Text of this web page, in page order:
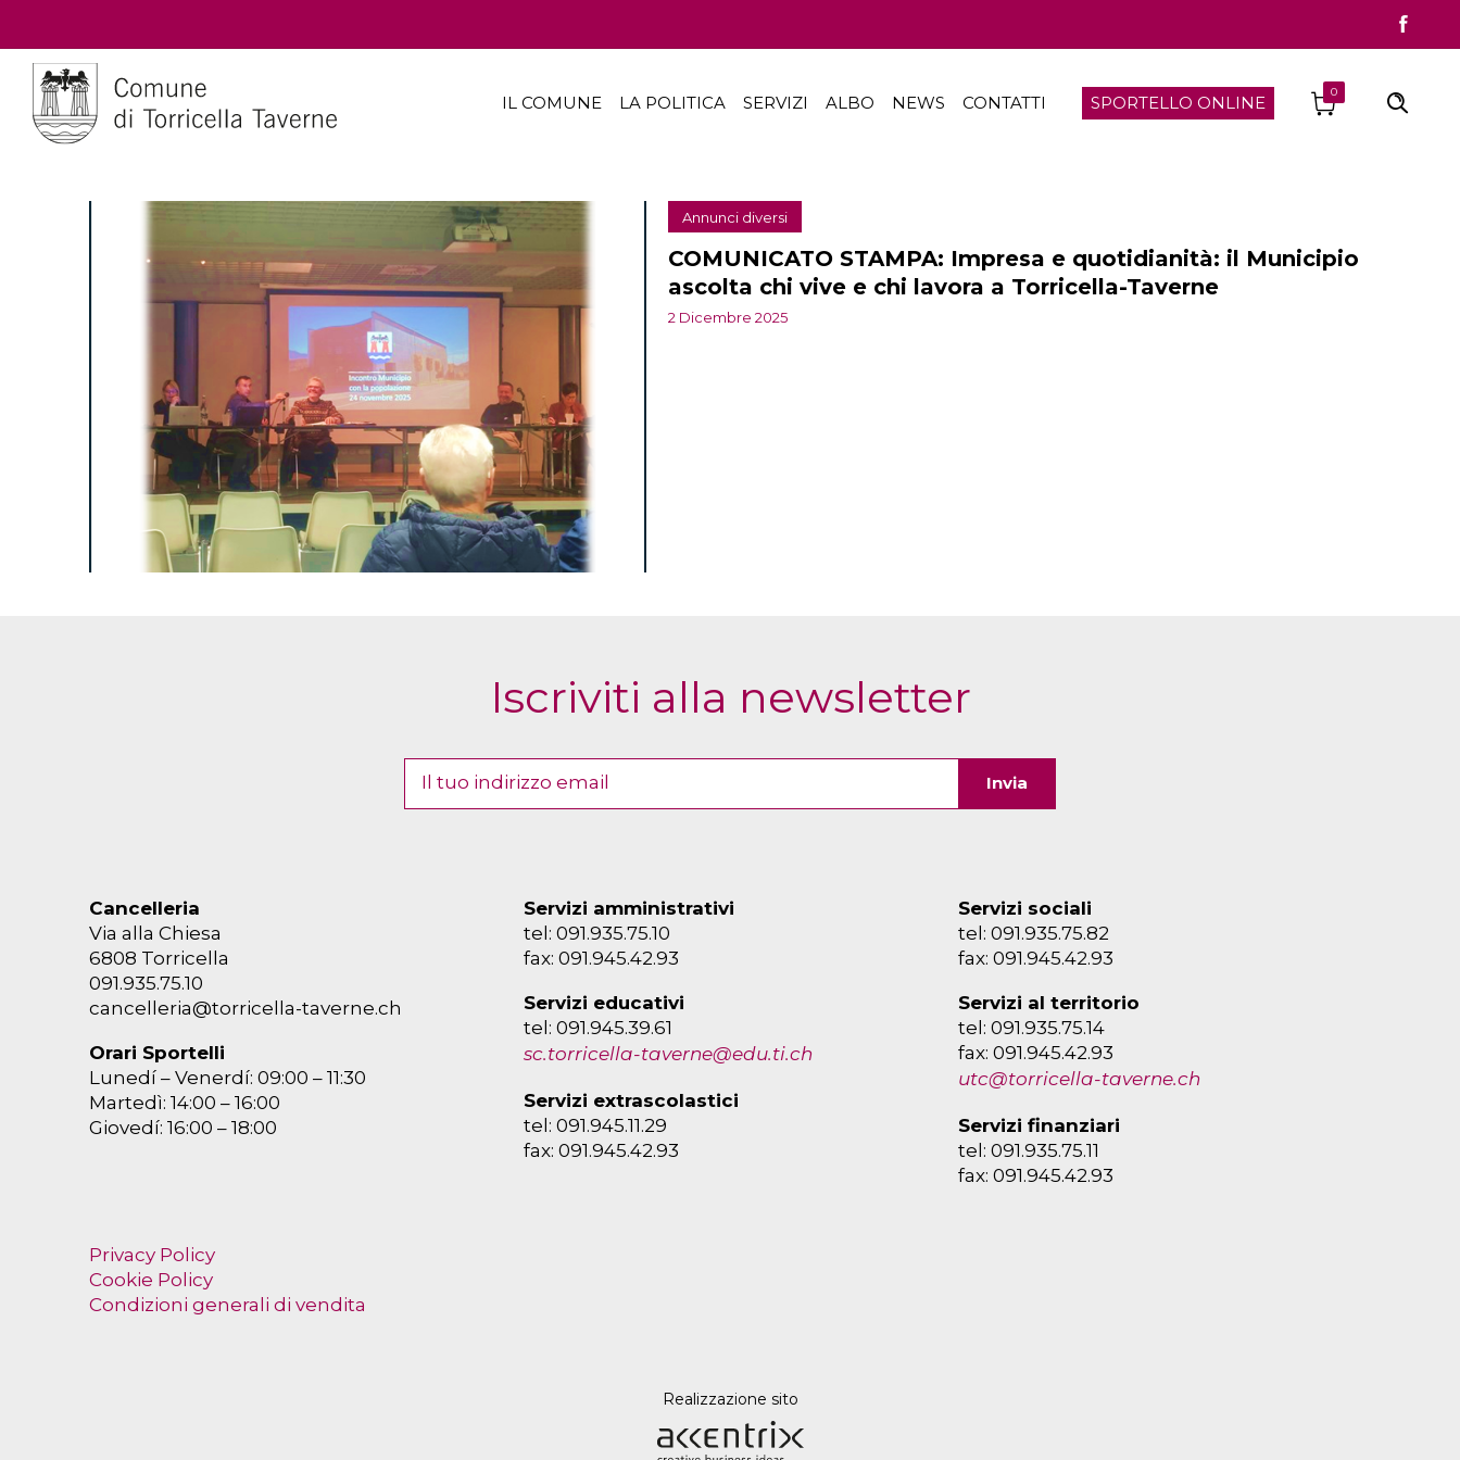
0
IL COMUNE LA POLITICA SERVIZI ALBO NEWS CONTATTI SPORTELLO ONLINE
Annunci diversi
COMUNICATO STAMPA: Impresa e quotidianità: il Municipio
ascolta chi vive e chi lavora a Torricella-Taverne
2 Dicembre 2025
Iscriviti alla newsletter
Cancelleria
Via alla Chiesa
6808 Torricella
091.935.75.10
cancelleria@torricella-taverne.ch
Orari Sportelli
Lunedí – Venerdí: 09:00 – 11:30
Martedì: 14:00 – 16:00
Giovedí: 16:00 – 18:00
Servizi amministrativi
tel: 091.935.75.10
fax: 091.945.42.93
Servizi educativi
tel: 091.945.39.61
sc.torricella-taverne@edu.ti.ch
Servizi extrascolastici
tel: 091.945.11.29
fax: 091.945.42.93
Servizi sociali
tel: 091.935.75.82
fax: 091.945.42.93
Servizi al territorio
tel: 091.935.75.14
fax: 091.945.42.93
utc@torricella-taverne.ch
Servizi finanziari
tel: 091.935.75.11
fax: 091.945.42.93
Privacy Policy
Cookie Policy
Condizioni generali di vendita
Realizzazione sito